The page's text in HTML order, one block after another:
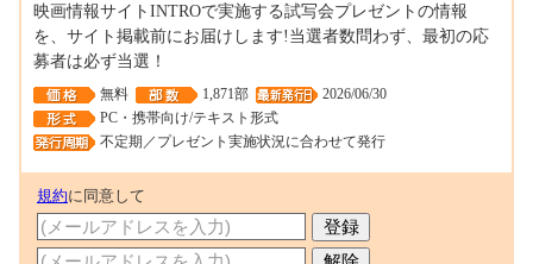
映画情報サイトINTROで実施する試写会プレゼントの情報
を、サイト掲載前にお届けします!当選者数問わず、最初の応
募者は必ず当選！
無料 1,871部
2026/06/30
PC・携帯向け/テキスト形式
不定期／プレゼント実施状況に合わせて発行
規約に同意して